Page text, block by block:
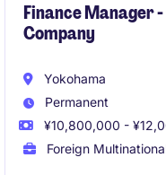
単なるオペレーショ
にも関与いただくこ
Finance Manager
Company
Yokohama
Permanent
¥10,800,000 -
Foreign